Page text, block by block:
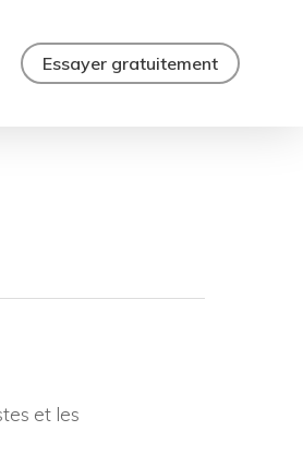
Essayer gratuitement
et les